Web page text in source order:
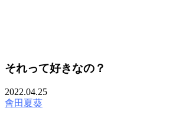
COLUMN
それって好きなの？
2022.04.25
會田夏葵